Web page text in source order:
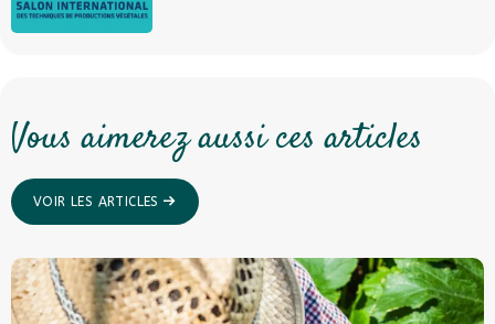
Vous aimerez aussi ces articles
VOIR LES ARTICLES